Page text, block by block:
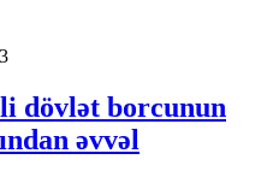
dövlət borcunun
əvvəl